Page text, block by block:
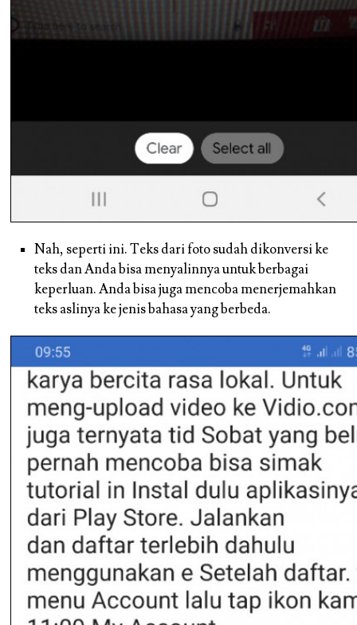
Nah, seperti ini. Teks dari foto sudah dikonversi ke
teks dan Anda bisa menyalinnya untuk berbagai
keperluan. Anda bisa juga mencoba menerjemahkan
teks aslinya ke jenis bahasa yang berbeda.